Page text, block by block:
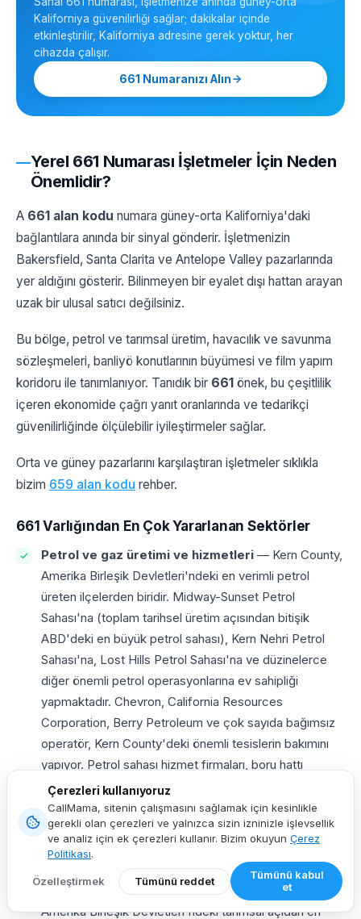
Kaliforniya güvenilirliği sağlar; dakikalar içinde
etkinleştirilir, Kaliforniya adresine gerek yoktur, her
cihazda çalışır.
661 Numaranızı Alın
Yerel 661 Numarası İşletmeler İçin Neden
Önemlidir?
A 661 alan kodu numara güney-orta Kaliforniya'daki
bağlantılara anında bir sinyal gönderir. İşletmenizin
Bakersfield, Santa Clarita ve Antelope Valley pazarlarında
yer aldığını gösterir. Bilinmeyen bir eyalet dışı hattan arayan
uzak bir ulusal satıcı değilsiniz.
Bu bölge, petrol ve tarımsal üretim, havacılık ve savunma
sözleşmeleri, banliyö konutlarının büyümesi ve film yapım
koridoru ile tanımlanıyor. Tanıdık bir 661 önek, bu çeşitlilik
içeren ekonomide çağrı yanıt oranlarında ve tedarikçi
güvenilirliğinde ölçülebilir iyileştirmeler sağlar.
Orta ve güney pazarlarını karşılaştıran işletmeler sıklıkla
bizim 659 alan kodu rehber.
661 Varlığından En Çok Yararlanan Sektörler
Petrol ve gaz üretimi ve hizmetleri — Kern County,
Amerika Birleşik Devletleri'ndeki en verimli petrol
üreten ilçelerden biridir. Midway-Sunset Petrol
Sahası'na (toplam tarihsel üretim açısından bitişik
ABD'deki en büyük petrol sahası), Kern Nehri Petrol
Sahası'na, Lost Hills Petrol Sahası'na ve düzinelerce
diğer önemli petrol operasyonlarına ev sahipliği
yapmaktadır. Chevron, California Resources
Corporation, Berry Petroleum ve çok sayıda bağımsız
operatör, Kern County'deki önemli tesislerin bakımını
yapıyor. Petrol sahası hizmet firmaları, boru hattı
ekipmanı tedarikçileri, çevresel uyumluluk danışmanları,
sondaj teknolojisi satıcıları ve endüstriyel güvenlik
şirketleri bu operatörleri hedef alıyor. Yerel bir kuruluşla
önemli ölçüde daha yüksek etkileşim görüyorlar661
telefon numarası.
Tarım ve gıda işleme— Kern County, Kaliforniya ve
Amerika Birleşik Devletleri'ndeki tarımsal açıdan en
Çerezleri kullanıyoruz
CallMama, sitenin çalışmasını sağlamak için kesinlikle
gerekli olan çerezleri ve yalnızca sizin izninizle işlevsellik
ve analiz için ek çerezleri kullanır. Bizim okuyun Çerez
Politikası.
Özelleştirmek Tümünü reddet
Tümünü kabul
et